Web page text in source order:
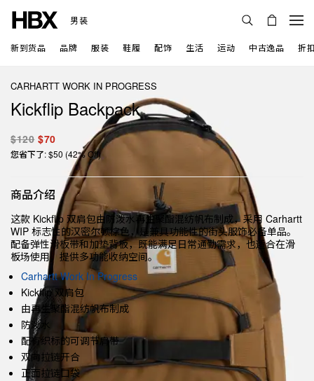
男装
新到货品 品牌 服装 鞋履 配饰 生活 运动 中古逸品 折
CARHARTT WORK IN PROGRESS
Kickflip Backpack
$120 $70
您省下了: $50 (42% Off)
商品介绍
这款 Kickflip 双肩包由防泼水再生聚酯混纺帆布制成，采用 Carhartt
WIP 标志性的汉密尔顿棕色，是兼具功能性的街头服饰必备单品。
配备弹性滑板带和加垫背板，既能满足日常通勤需求，也适合在滑
板场使用，提供多功能收纳空间。
Carhartt Work In Progress
Kickflip 双肩包
由再生聚酯混纺帆布制成
防泼水
配有织标的可调节肩带
双向拉链开合
正面拉链口袋